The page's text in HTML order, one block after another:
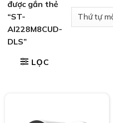
được gắn thẻ
“ST-
AI228M8CUD-
DLS”
LỌC